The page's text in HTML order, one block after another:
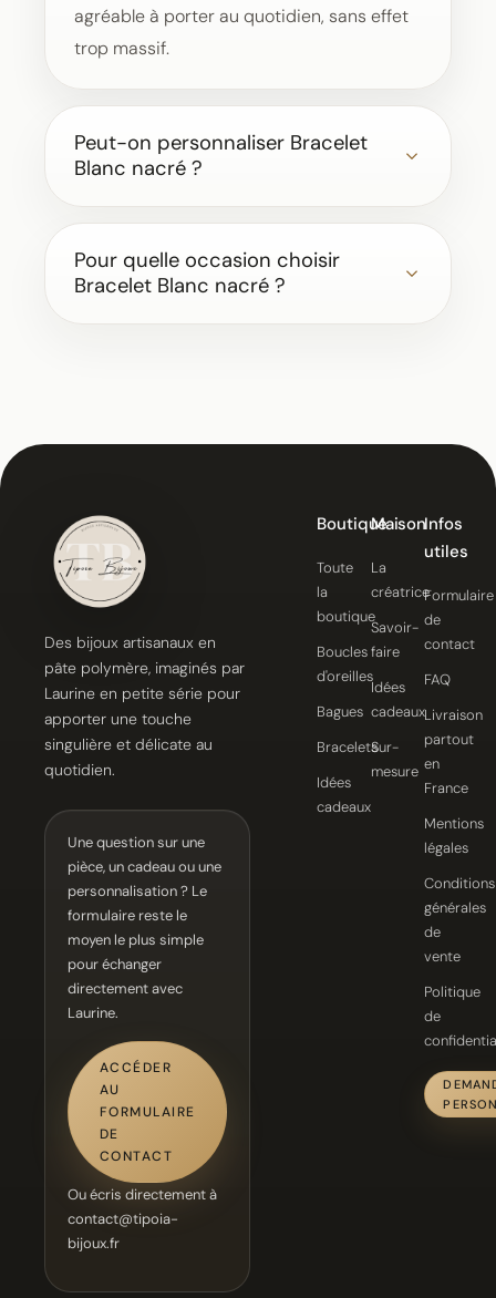
agréable à porter au quotidien, sans effet
trop massif.
Peut-on personnaliser Bracelet
Blanc nacré ?
Pour quelle occasion choisir
Bracelet Blanc nacré ?
Des bijoux artisanaux en
pâte polymère, imaginés par
Laurine en petite série pour
apporter une touche
singulière et délicate au
quotidien.
Une question sur une
pièce, un cadeau ou une
personnalisation ? Le
formulaire reste le
moyen le plus simple
pour échanger
directement avec
Laurine.
ACCÉDER
AU
FORMULAIRE
DE
CONTACT
Ou écris directement à
contact@tipoia-
bijoux.fr
Boutique
Toute
la
boutique
Boucles
d'oreilles
Bagues
Bracelets
Idées
cadeaux
Maison
La
créatrice
Savoir-
faire
Idées
cadeaux
Sur-
mesure
Infos
utiles
Formulaire
de
contact
FAQ
Livraison
partout
en
France
Mentions
légales
Conditions
générales
de
vente
Politique
de